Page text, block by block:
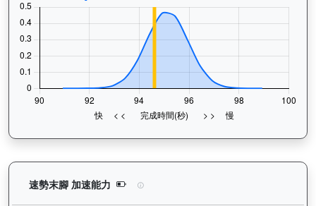
速勢末腳 加速能力 活力拍檔（K554）— 速勢末腳加速能